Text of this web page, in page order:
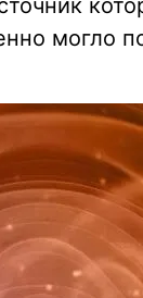
могло